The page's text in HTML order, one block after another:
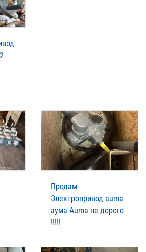
Продам
Электропривод auma
аума Auma не дорого
!!!!!